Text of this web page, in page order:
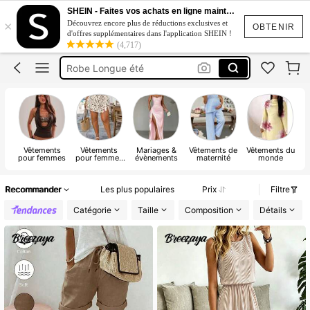
OBTENIR
×
SHEIN - Faites vos achats en ligne maintenant
Découvrez encore plus de réductions exclusives et
d'offres supplémentaires dans l'application SHEIN !
(4,717)
Robe
Maillot De Bain
Maillot De Bain Femme
Robe Longue été
Robe
Vêtements
pour femmes
Vêtements
pour femmes
Mariages &
évènements
Vêtements de
maternité
Vêtements du
monde
Recommander Les plus populaires Prix
Filtre
Catégorie
Taille Composition Détails